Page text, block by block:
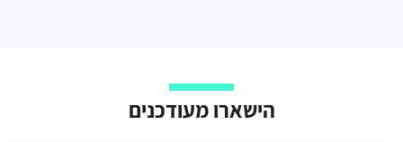
הישארו מעודכנים